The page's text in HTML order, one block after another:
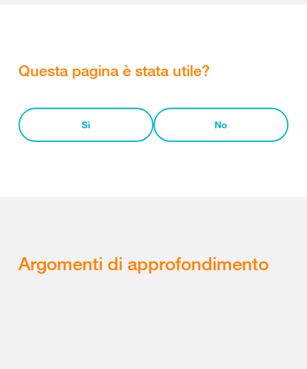
Questa pagina è stata utile?
Sì No
Argomenti di approfondimento